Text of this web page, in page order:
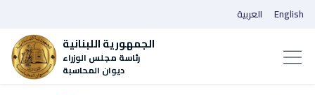
الجمهورية اللبنانية
رئاسة مجلس الوزراء
ديوان المحاسبة
العربية English